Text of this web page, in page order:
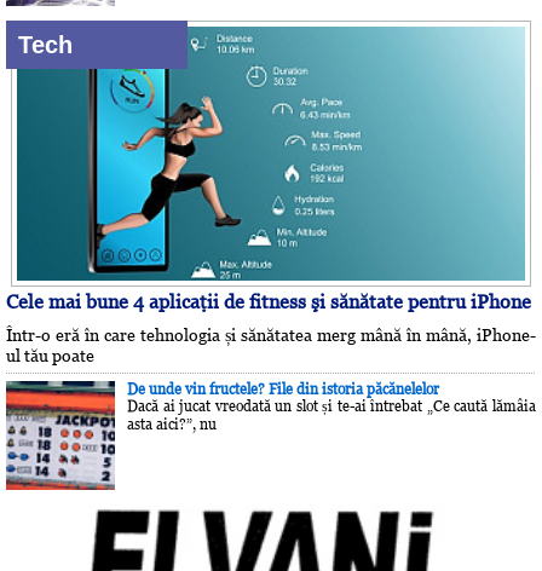
Tech
Cele mai bune 4 aplicaţii de fitness şi sănătate pentru iPhone
Într-o eră în care tehnologia și sănătatea merg mână în mână, iPhone-
ul tău poate
De unde vin fructele? File din istoria păcănelelor
Dacă ai jucat vreodată un slot și te-ai întrebat „Ce caută lămâia
asta aici?”, nu